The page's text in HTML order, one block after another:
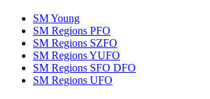
SM Young
SM Regions PFO
SM Regions SZFO
SM Regions YUFO
SM Regions SFO DFO
SM Regions UFO